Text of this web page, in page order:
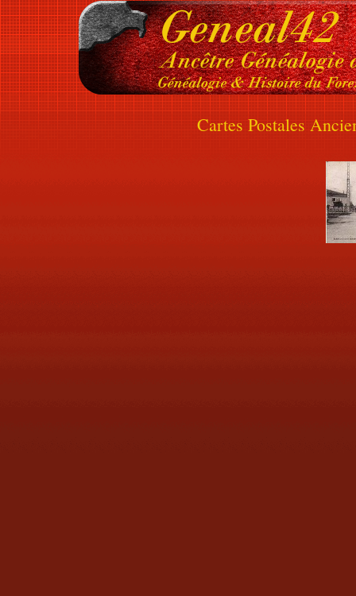
Cartes Postales